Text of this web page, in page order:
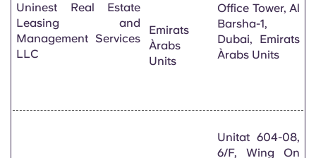
Uninest Real Estate
Leasing and
Management Services
LLC
Emirats
Àrabs
Units
Office Tower, Al
Barsha-1,
Dubai, Emirats
Àrabs Units
Unitat 604-08,
6/F, Wing On